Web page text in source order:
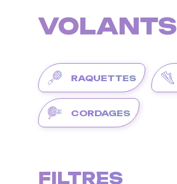
VOLANTS
RAQUETTES
CORDAGES
FILTRES